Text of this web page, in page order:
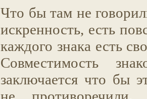
Что бы там не
искренность, есть
каждого знака есть
Совместимость
заключается что бы